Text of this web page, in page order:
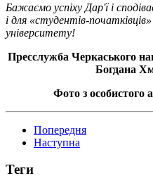
Бажаємо успіху Дар'ї і
і для «студентів-
університету!
Пресслужба Черкаського
Богдана
Фото з особистого
Попередня
Наступна
Теги